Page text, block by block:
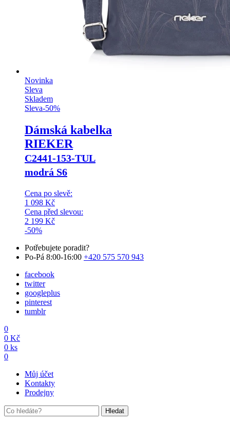
Novinka
Sleva
Skladem
Sleva-50%
Dámská kabelka
RIEKER
C2441-153-TUL
modrá S6
Cena po slevě:
1 098 Kč
Cena před slevou:
2 199 Kč
-50%
Potřebujete poradit?
Po-Pá 8:00-16:00 +420 575 570 943
facebook
twitter
googleplus
pinterest
tumblr
0
0 Kč
0 ks
0
Můj účet
Kontakty
Prodejny
Hledat